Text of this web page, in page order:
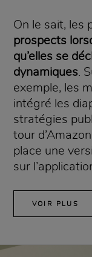
On le sait, les
prospects
qu’elles se
dynamiques.
exemple, les
intégré les
stratégies
tour
place une
sur
VOIR PLUS